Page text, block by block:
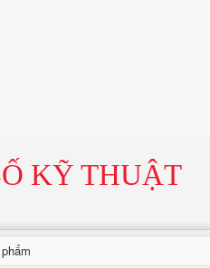
KỸ THUẬT